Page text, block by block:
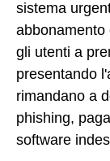
sistema
abbonamento
gli utenti a
presentando
rimandano a
phishing,
software